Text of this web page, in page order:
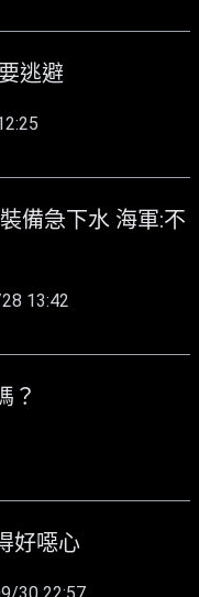
逃避
備急下水 海軍:不
13:42
？
好噁心